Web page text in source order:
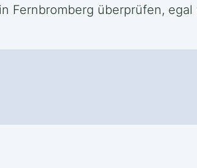
Fernbromberg überprüfen, egal